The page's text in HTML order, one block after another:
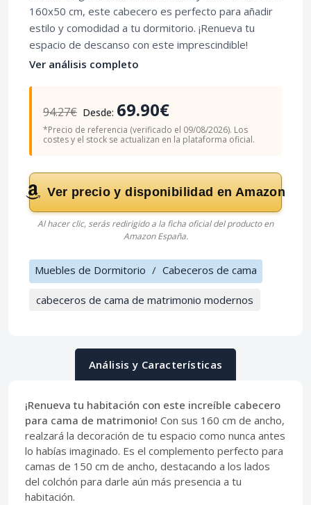
160x50 cm, este cabecero es perfecto para añadir
estilo y comodidad a tu dormitorio. ¡Renueva tu
espacio de descanso con este imprescindible!
Ver análisis completo
94.27€ Desde: 69.90€
*Precio de referencia (verificado el 09/08/2026). Los
costes y el stock se actualizan en la plataforma oficial.
Ver precio y disponibilidad en Amazon
Al hacer clic, serás redirigido a la ficha oficial del producto en
Amazon España.
Muebles de Dormitorio / Cabeceros de cama
cabeceros de cama de matrimonio modernos
Análisis y Características
¡Renueva tu habitación con este increíble cabecero
para cama de matrimonio! Con sus 160 cm de ancho,
realzará la decoración de tu espacio como nunca antes
lo habías imaginado. Es el complemento perfecto para
camas de 150 cm de ancho, destacando a los lados
del colchón para darle aún más presencia a tu
habitación.